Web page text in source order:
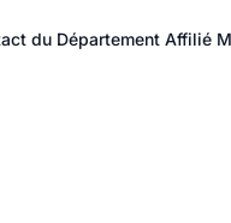
du Département Affilié